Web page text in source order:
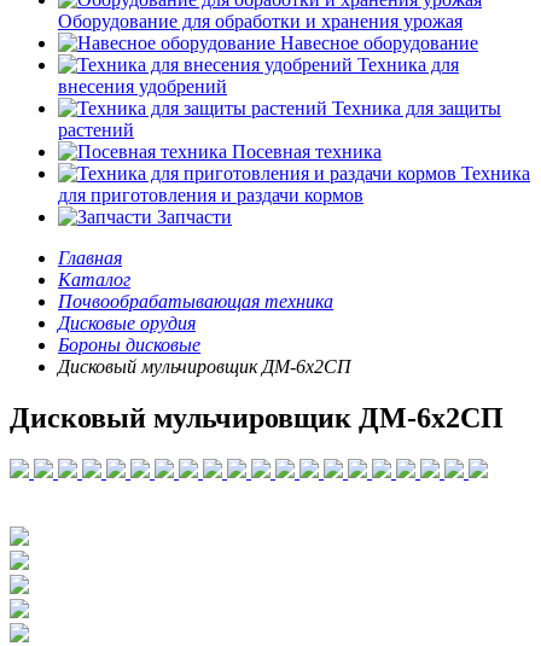
Оборудование для обработки и хранения урожая
Навесное оборудование
Техника для
внесения удобрений
Техника для защиты
растений
Посевная техника
Техника
для приготовления и раздачи кормов
Запчасти
Главная
Каталог
Почвообрабатывающая техника
Дисковые орудия
Бороны дисковые
Дисковый мульчировщик ДМ-6х2СП
Дисковый мульчировщик ДМ-6х2СП